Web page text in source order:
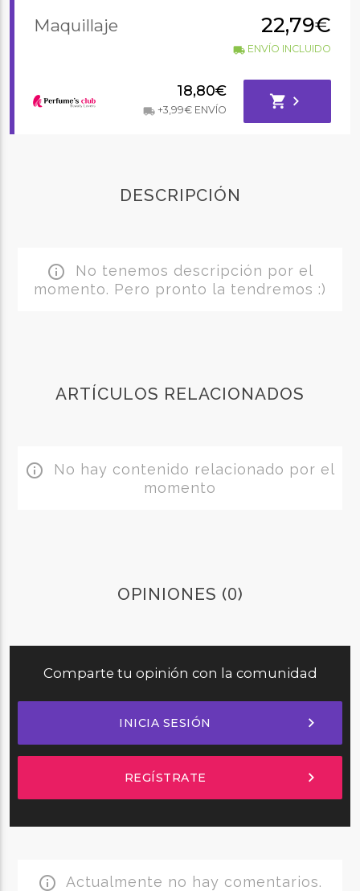
Maquillaje 22,79€
local_shippingENVÍO INCLUIDO
18,80€
local_shipping+3,99€ ENVÍO shopping_cart chevron_right
DESCRIPCIÓN
info_outline No tenemos descripción por el
momento. Pero pronto la tendremos :)
ARTÍCULOS RELACIONADOS
info_outline No hay contenido relacionado por el
momento
OPINIONES (0)
Comparte tu opinión con la comunidad
INICIA SESIÓN chevron_right
REGÍSTRATE chevron_right
info_outline Actualmente no hay comentarios.